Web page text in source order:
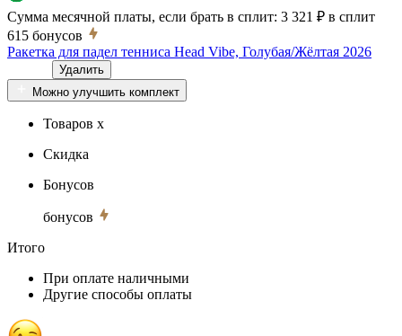
Сумма месячной платы, если брать в сплит: 3 321 ₽ в сплит
615 бонусов
Ракетка для падел тенниса Head Vibe, Голубая/Жёлтая 2026
Удалить
Можно улучшить комплект
Товаров x
Скидка
Бонусов
бонусов
Итого
При оплате наличными
Другие способы оплаты